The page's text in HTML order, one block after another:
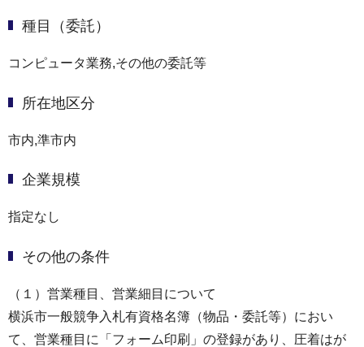
種目（委託）
コンピュータ業務,その他の委託等
所在地区分
市内,準市内
企業規模
指定なし
その他の条件
（１）営業種目、営業細目について
横浜市一般競争入札有資格名簿（物品・委託等）におい
て、営業種目に「フォーム印刷」の登録があり、圧着はが